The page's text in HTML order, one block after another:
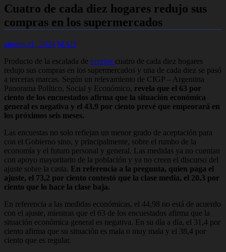
Cuatro de cada diez hogares redujo sus
compras en los supermercados
agosto 21, 2024 MAD
Producto de la escalada de precios cuatro de cada diez hogares
redujo sus compras en los supermercados y una de cada diez se pasó
a terceras marcas. Según un relevamiento de CIGP – Argentina
Panorama Político, Social y Económico, revela que el 63 por
ciento de los encuestados afirma que la situación económica
general es negativa y el 43,9 por ciento prevé que empeorará en
los próximos seis meses.
Las encuestas no solo reflejan un menor grado de aceptación para
con el Gobierno sino, y principalmente, sobre el rumbo de la
economía y el futuro personal y general. Las medidas ya no cuentan
con apoyo mayoritario de la población y ya no creen el discurso del
ajuste sobre la casta. En referencia a la pregunta, quien paga el
ajuste, el 73,2 por ciento contestó que la clase media, el 20,3 por
ciento que lo hace la clase baja.
En referencia a las medidas económicas, el 44,98 no está de acuerdo
con el ajuste, mientras que el 63 de los encuestados afirma que la
situación económica general es negativa. En su día a día, el 31,4 por
ciento afirma que su situación es mala o muy mala y el 38,4 por
ciento que es regular.